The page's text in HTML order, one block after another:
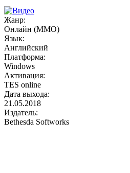
Жанр:
Онлайн (MMO)
Язык:
Английский
Платформа:
Windows
Активация:
TES online
Дата выхода:
21.05.2018
Издатель:
Bethesda Softworks